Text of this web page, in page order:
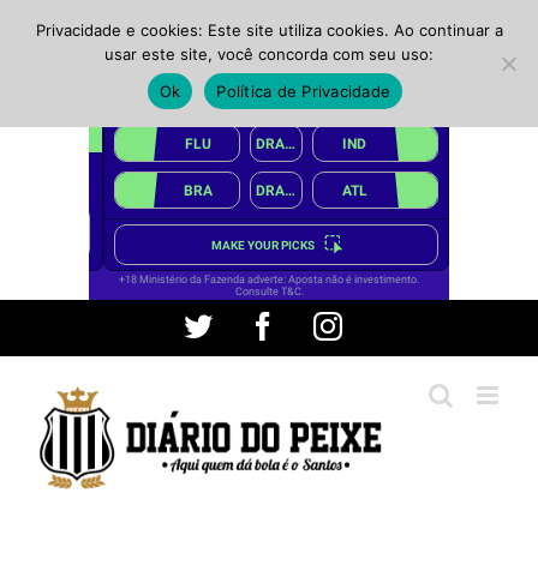
conteúdo
Twitter FacebookInstagram
Privacidade e cookies: Este site utiliza cookies. Ao continuar a
usar este site, você concorda com seu uso:
Ok
Política de Privacidade